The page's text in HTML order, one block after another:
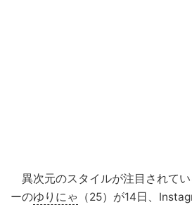
異次元のスタイルが注目されて
ーのゆりにゃ
（25）が14日、